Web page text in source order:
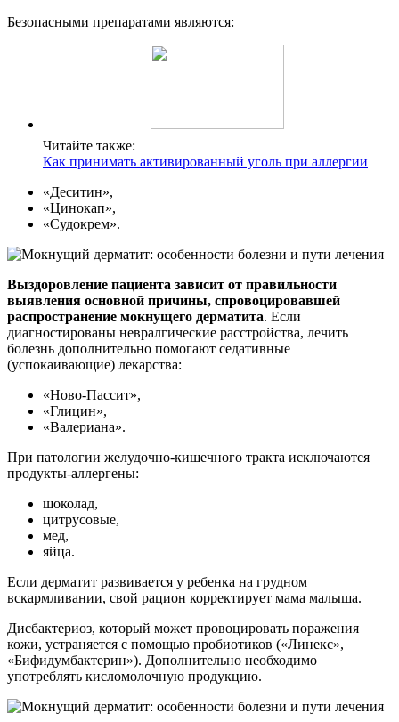
Безопасными препаратами являются:
Читайте также:
Как принимать активированный уголь при аллергии
«Деситин»,
«Цинокап»,
«Судокрем».
Выздоровление пациента зависит от правильности
выявления основной причины, спровоцировавшей
распространение мокнущего дерматита. Если
диагностированы невралгические расстройства, лечить
болезнь дополнительно помогают седативные
(успокаивающие) лекарства:
«Ново-Пассит»,
«Глицин»,
«Валериана».
При патологии желудочно-кишечного тракта исключаются
продукты-аллергены:
шоколад,
цитрусовые,
мед,
яйца.
Если дерматит развивается у ребенка на грудном
вскармливании, свой рацион корректирует мама малыша.
Дисбактериоз, который может провоцировать поражения
кожи, устраняется с помощью пробиотиков («Линекс»,
«Бифидумбактерин»). Дополнительно необходимо
употреблять кисломолочную продукцию.